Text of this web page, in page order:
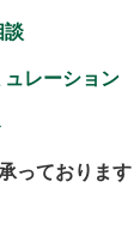
談
レーション
っております